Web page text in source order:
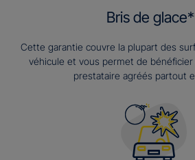
Bris de
Cette garantie couvre la plupart des
véhicule et vous permet de
prestataire agréés partout